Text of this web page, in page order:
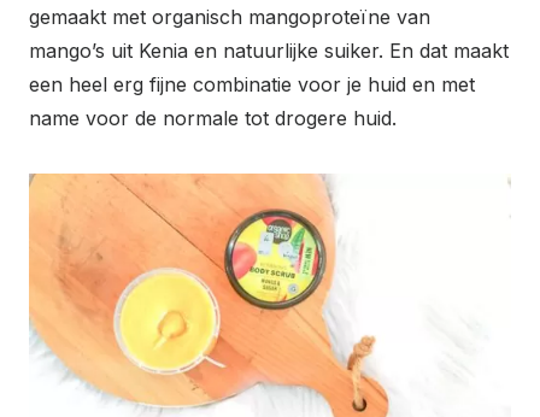
gemaakt met organisch mangoproteïne van
mango’s uit Kenia en natuurlijke suiker. En dat maakt
een heel erg fijne combinatie voor je huid en met
name voor de normale tot drogere huid.